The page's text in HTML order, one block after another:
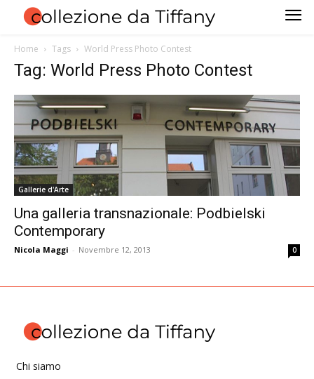
Home Tags World Press Photo Contest
Tag: World Press Photo Contest
Gallerie d'Arte
Una galleria transnazionale: Podbielski
Contemporary
Nicola Maggi - Novembre 12, 2013 0
Chi siamo